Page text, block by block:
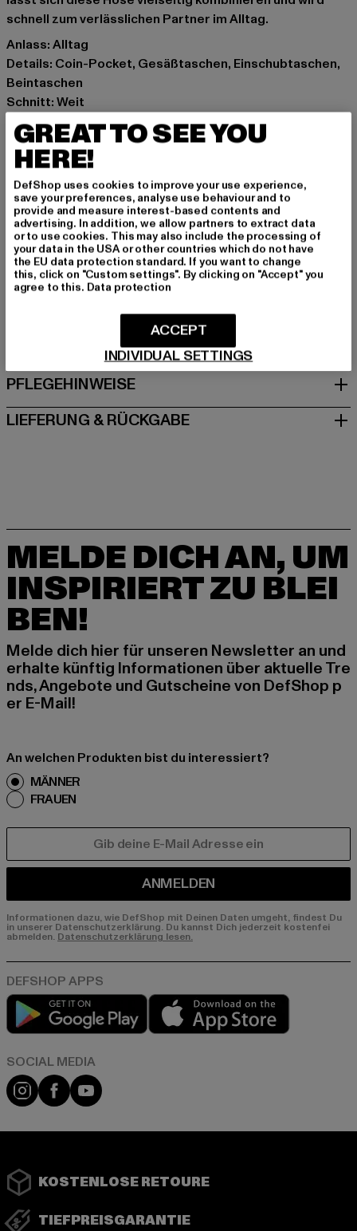
schnell zum verlässlichen Partner im Alltag.
Anlass: Alltag
Details: Coin-Pocket, Gesäßtaschen, Einschubtaschen,
Beintaschen
Schnitt: Weit
Marke: Southpole
Kat.: Jeans
Farbe: blau
Hersteller Farbe: light washed
Materialzusammensetzung: 100% Baumwolle
Art.Nr: SP293-17826
Hersteller: TB International GmbH |info@tbint.de
Dr.-Robert-Murjahn-Straße 7 | 64372 Ober-Ramstadt |
DE
GRÖSSE & PASSFORM
PFLEGEHINWEISE
LIEFERUNG & RÜCKGABE
MELDE DICH AN, UM
INSPIRIERT ZU BLEI
BEN!
Melde dich hier für unseren Newsletter an und
erhalte künftig Informationen über aktuelle Tre
nds, Angebote und Gutscheine von DefShop p
er E-Mail!
An welchen Produkten bist du interessiert?
MÄNNER
FRAUEN
ANMELDEN
Informationen dazu, wie DefShop mit Deinen Daten umgeht, findest Du
in unserer Datenschutzerklärung. Du kannst Dich jederzeit kostenfei
abmelden. Datenschutzerklärung lesen.
Play market
Instagram
FacebookYouTube
KOSTENLOSE RETOURE
TIEFPREISGARANTIE
GREAT TO SEE YOU
HERE!
DefShop uses cookies to improve your use experience,
save your preferences, analyse use behaviour and to
provide and measure interest-based contents and
advertising. In addition, we allow partners to extract data
or to use cookies. This may also include the processing of
your data in the USA or other countries which do not have
the EU data protection standard. If you want to change
this, click on "Custom settings". By clicking on "Accept" you
agree to this. Data protection
INDIVIDUAL SETTINGS
ACCEPT